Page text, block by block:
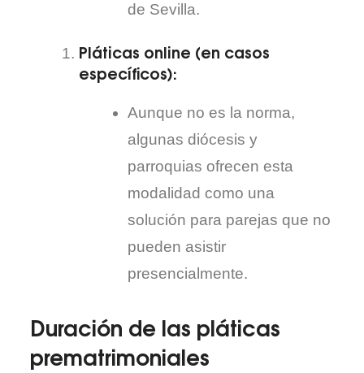
de Sevilla.
Pláticas online (en casos
específicos):
Aunque no es la norma,
algunas diócesis y
parroquias ofrecen esta
modalidad como una
solución para parejas que no
pueden asistir
presencialmente.
Duración de las pláticas
prematrimoniales